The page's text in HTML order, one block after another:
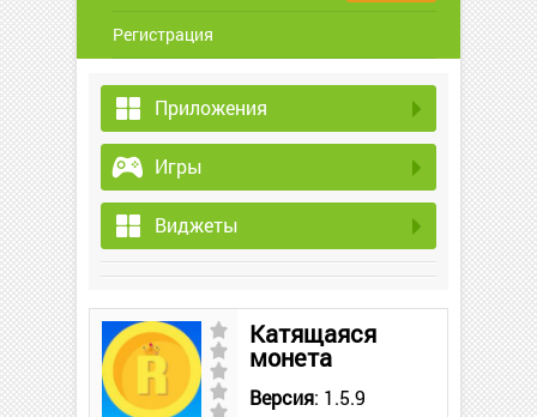
Регистрация
Приложения
Игры
Виджеты
Катящаяся
монета
Версия: 1.5.9